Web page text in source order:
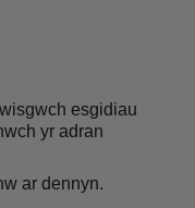
esgidiau
yr adran
ar dennyn.